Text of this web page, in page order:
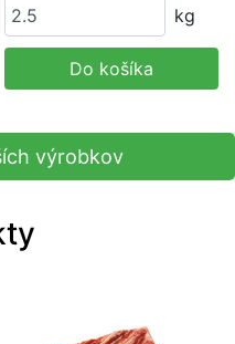
kg
Do košíka
výrobkov